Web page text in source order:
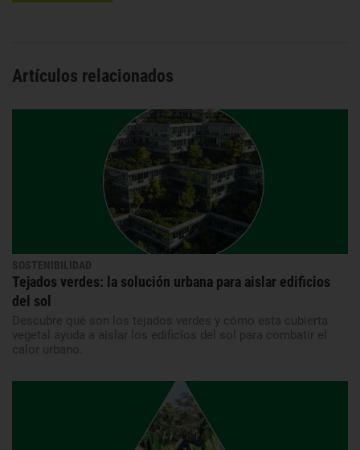
Artículos relacionados
SOSTENIBILIDAD
Tejados verdes: la solución urbana para aislar edificios
del sol
Descubre qué son los tejados verdes y cómo esta cubierta
vegetal ayuda a aislar los edificios del sol para combatir el
calor urbano.